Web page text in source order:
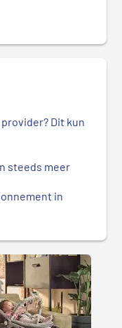
Dit kun
steeds meer
in